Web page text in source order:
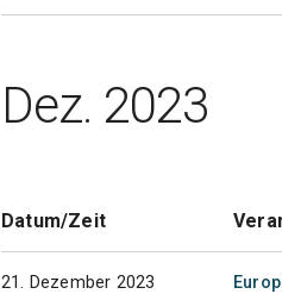
Dez. 2023
Datum/Zeit
21. Dezember 2023